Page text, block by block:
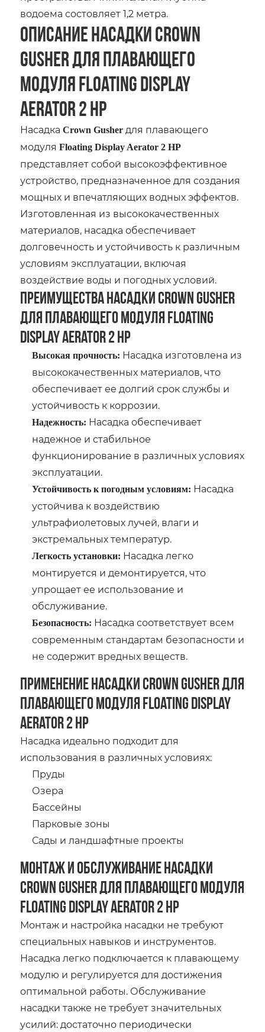
водоема состовляет 1,2 метра.
Описание насадки Crown
Gusher для плавающего
модуля Floating Display
Aerator 2 HP
НасадкаCrown Gusher для плавающего
модуляFloating Display Aerator 2 HP
представляет собой высокоэффективное
устройство, предназначенное для создания
мощных и впечатляющих водных эффектов.
Изготовленная из высококачественных
материалов, насадка обеспечивает
долговечность и устойчивость к различным
условиям эксплуатации, включая
воздействие воды и погодных условий.
Преимущества насадки Crown Gusher
для плавающего модуля Floating
Display Aerator 2 HP
Высокая прочность: Насадка изготовлена из
высококачественных материалов, что
обеспечивает ее долгий срок службы и
устойчивость к коррозии.
Надежность: Насадка обеспечивает
надежное и стабильное
функционирование в различных условиях
эксплуатации.
Устойчивость к погодным условиям: Насадка
устойчива к воздействию
ультрафиолетовых лучей, влаги и
экстремальных температур.
Легкость установки: Насадка легко
монтируется и демонтируется, что
упрощает ее использование и
обслуживание.
Безопасность: Насадка соответствует всем
современным стандартам безопасности и
не содержит вредных веществ.
Применение насадки Crown Gusher для
плавающего модуля Floating Display
Aerator 2 HP
Насадка идеально подходит для
использования в различных условиях:
Пруды
Озера
Бассейны
Парковые зоны
Сады и ландшафтные проекты
Монтаж и обслуживание насадки
Crown Gusher для плавающего модуля
Floating Display Aerator 2 HP
Монтаж и настройка насадки не требуют
специальных навыков и инструментов.
Насадка легко подключается к плавающему
модулю и регулируется для достижения
оптимальной работы. Обслуживание
насадки также не требует значительных
усилий: достаточно периодически